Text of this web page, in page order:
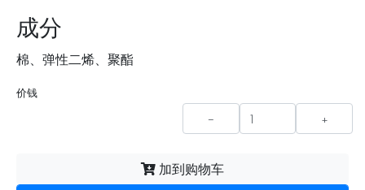
成分
棉、弹性二烯、聚酯
价钱
- +
加到购物车